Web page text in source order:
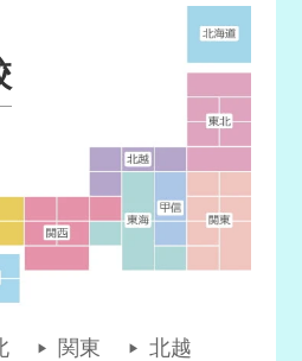
関東
北越